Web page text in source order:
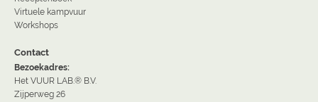
Virtuele kampvuur
Workshops
Contact
Bezoekadres:
Het VUUR LAB.® B.V.
Zijperweg 26